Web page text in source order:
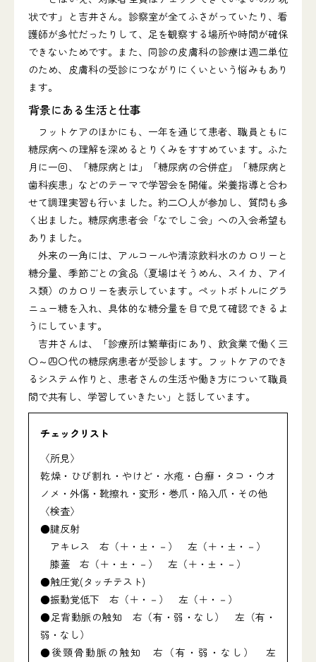
状です」と吉井さん。診察室が全てふさがっていたり、看
護師が多忙だったりして、足を観察する場所や時間が確保
できないためです。また、同診の皮膚科の診療は週二単位
のため、皮膚科の受診につながりにくいという悩みもあり
ます。
背景にある生活と仕事
フットケアのほかにも、一年を通じて患者、職員ともに
糖尿病への理解を深めるとりくみをすすめています。ふた
月に一回、「糖尿病とは」「糖尿病の合併症」「糖尿病と
歯科疾患」などのテーマで学習会を開催。栄養指導と合わ
せて調理実習も行いました。約二〇人が参加し、質問も多
く出ました。糖尿病患者会「なでしこ会」への入会希望も
ありました。
外来の一角には、アルコールや清涼飲料水のカロリーと
糖分量、季節ごとの食品（夏場はそうめん、スイカ、アイ
ス類）のカロリーを表示しています。ペットボトルにグラ
ニュー糖を入れ、具体的な糖分量を目で見て確認できるよ
うにしています。
吉井さんは、「診療所は繁華街にあり、飲食業で働く三
〇～四〇代の糖尿病患者が受診します。フットケアのでき
るシステム作りと、患者さんの生活や働き方について職員
間で共有し、学習していきたい」と話しています。
チェックリスト
〈所見〉
乾燥・ひび割れ・やけど・水疱・白癬・タコ・ウオ
ノメ・外傷・靴擦れ・変形・巻爪・陥入爪・その他
〈検査〉
●腱反射
アキレス 右（＋・±・－） 左（＋・±・－）
膝蓋 右（＋・±・－） 左（＋・±・－）
●触圧覚(タッチテスト)
●振動覚低下 右（＋・－） 左（＋・－）
●足背動脈の触知 右（有・弱・なし） 左（有・
弱・なし）
●後頸骨動脈の触知 右（有・弱・なし） 左